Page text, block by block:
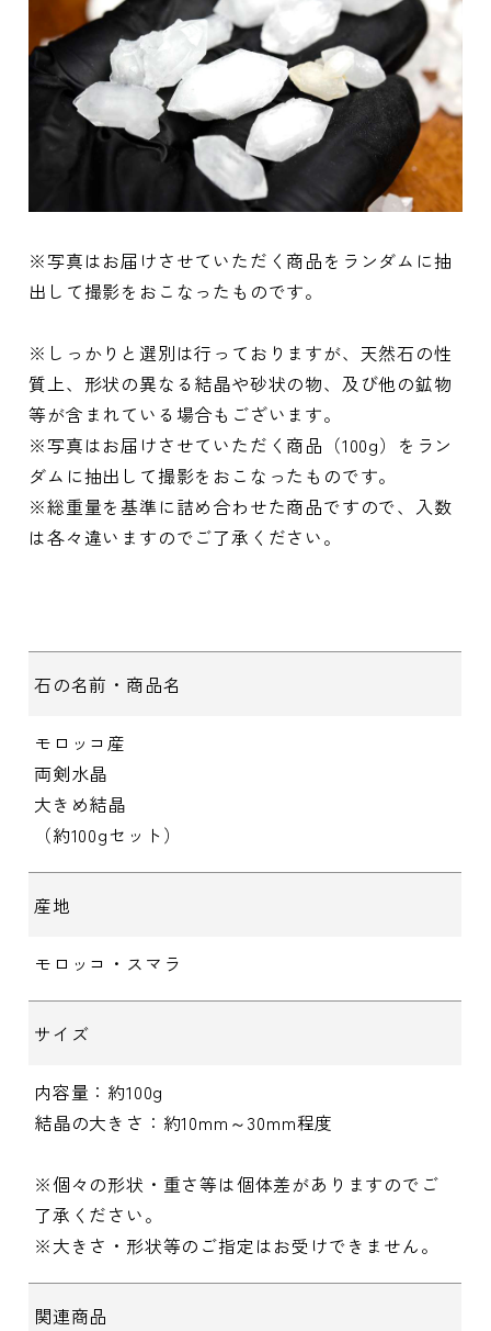
※写真はお届けさせていただく商品をランダムに抽
出して撮影をおこなったものです。
※しっかりと選別は行っておりますが、天然石の性
質上、形状の異なる結晶や砂状の物、及び他の鉱物
等が含まれている場合もございます。
※写真はお届けさせていただく商品（100g）をラン
ダムに抽出して撮影をおこなったものです。
※総重量を基準に詰め合わせた商品ですので、入数
は各々違いますのでご了承ください。
石の名前・商品名
モロッコ産
両剣水晶
大きめ結晶
（約100gセット）
産地
モロッコ・スマラ
サイズ
内容量：約100g
結晶の大きさ：約10mm～30mm程度
※個々の形状・重さ等は個体差がありますのでご
了承ください。
※大きさ・形状等のご指定はお受けできません。
関連商品